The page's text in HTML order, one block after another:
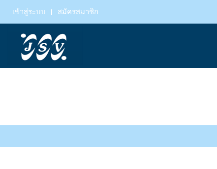
เข้าสู่ระบบ สมัครสมาชิก